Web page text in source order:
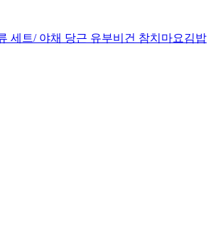
세트/ 야채 당근 유부비건 참치마요김밥